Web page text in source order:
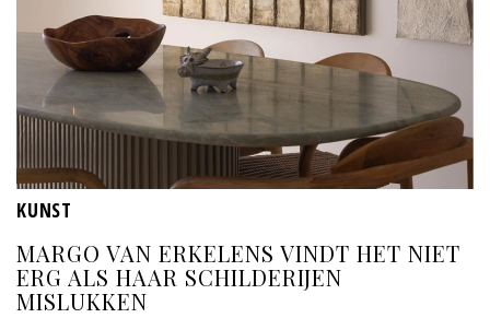
KUNST
MARGO VAN ERKELENS VINDT HET NIET
ERG ALS HAAR SCHILDERIJEN
MISLUKKEN